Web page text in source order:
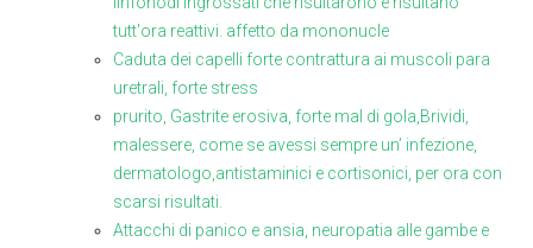
tutt'ora reattivi. affetto da mononucle
Caduta dei capelli forte contrattura ai muscoli para
uretrali, forte stress
prurito, Gastrite erosiva, forte mal di gola,Brividi,
malessere, come se avessi sempre un’ infezione,
dermatologo,antistaminici e cortisonici, per ora con
scarsi risultati.
Attacchi di panico e ansia, neuropatia alle gambe e